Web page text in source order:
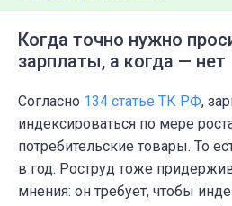
Когда точно нужно
зарплаты, а когда — нет
Согласно 134 статье ТК РФ,
индексироваться по мере
потребительские товары. То
в год. Роструд тоже
мнения: он требует, чтобы